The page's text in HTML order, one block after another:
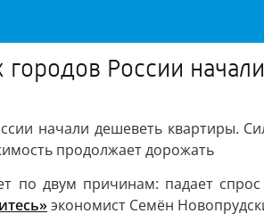
России
начали дешеветь квартиры.
продолжает дорожать
по двум причинам: падает
экономист Семён